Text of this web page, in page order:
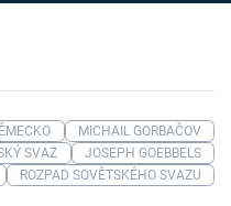
MICHAIL GORBAČOV
SVAZ
JOSEPH GOEBBELS
ROZPAD SOVĚTSKÉHO SVAZU